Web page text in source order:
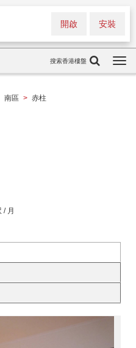
安裝
開啟
搜索香港樓盤
南區 > 赤柱
/ 月